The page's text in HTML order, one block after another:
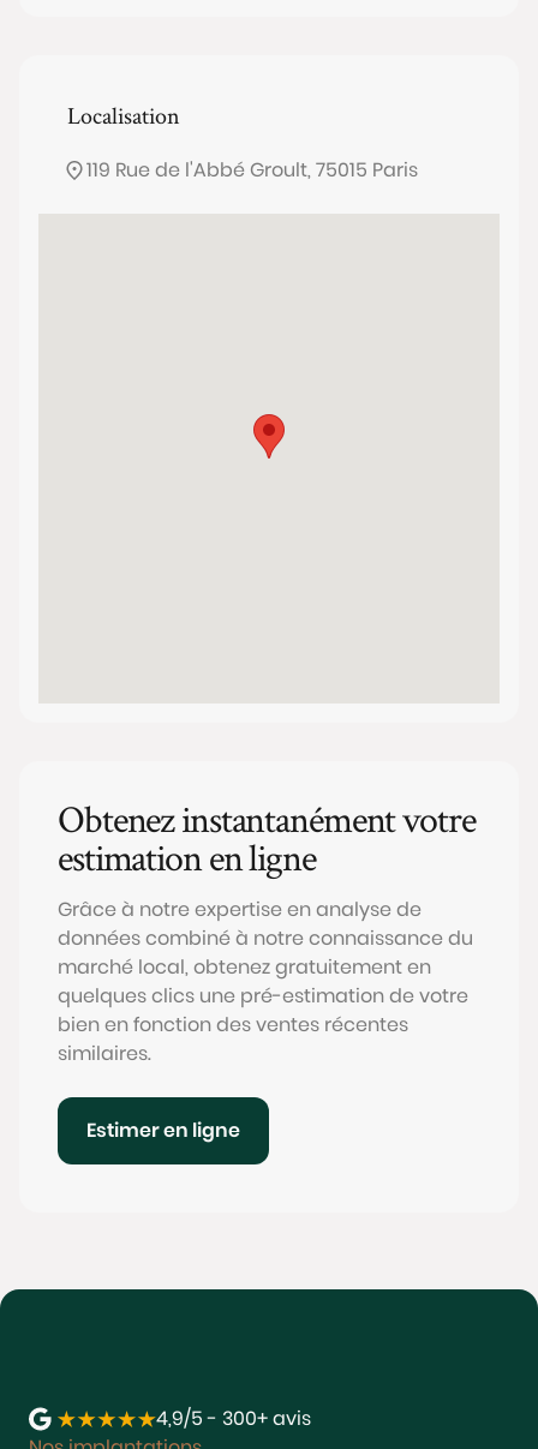
Localisation
119 Rue de l'Abbé Groult, 75015 Paris
Obtenez instantanément votre
estimation en ligne
Grâce à notre expertise en analyse de
données combiné à notre connaissance du
marché local, obtenez gratuitement en
quelques clics une pré-estimation de votre
bien en fonction des ventes récentes
similaires.
Estimer en ligne
4,9/5 - 300+ avis